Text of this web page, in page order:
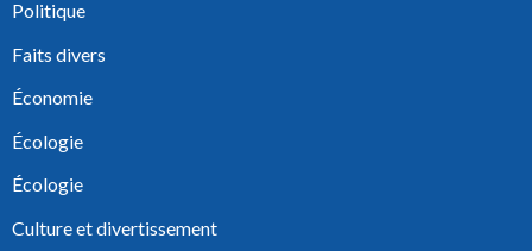
Politique
Faits divers
Économie
Écologie
Écologie
Culture et divertissement